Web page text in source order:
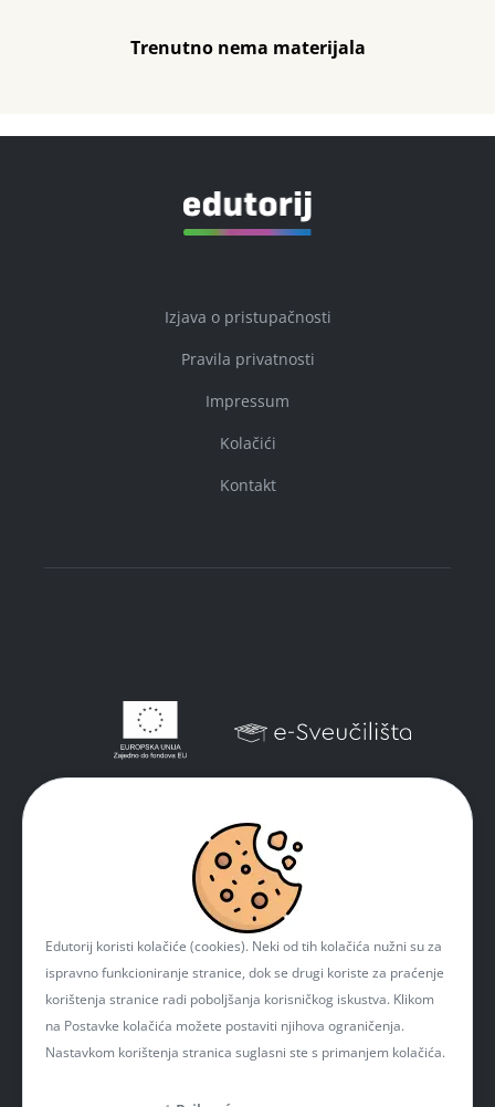
Trenutno nema materijala
Izjava o pristupačnosti
Pravila privatnosti
Impressum
Kolačići
Kontakt
Edutorij koristi kolačiće (cookies). Neki od tih kolačića nužni su za
ispravno funkcioniranje stranice, dok se drugi koriste za praćenje
korištenja stranice radi poboljšanja korisničkog iskustva. Klikom
na Postavke kolačića možete postaviti njihova ograničenja.
Nastavkom korištenja stranica suglasni ste s primanjem kolačića.